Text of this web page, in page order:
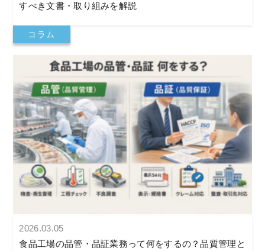
すべき文書・取り組みを解説
コラム
2026.03.05
食品工場の品管・品証業務って何をするの？品質管理と